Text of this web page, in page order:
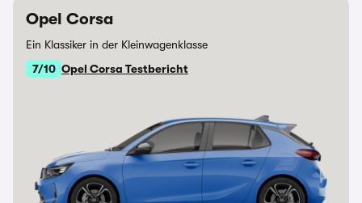
Opel Corsa
Ein Klassiker in der Kleinwagenklasse
7/10 Opel Corsa Testbericht